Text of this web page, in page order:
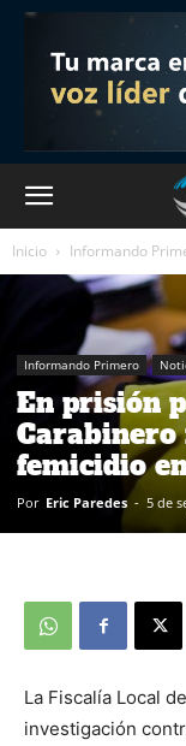
Inicio Informando
Informando Primero
En prisión
femicidio
Por Eric Paredes - 5 de
La Fiscalía Local
investigación